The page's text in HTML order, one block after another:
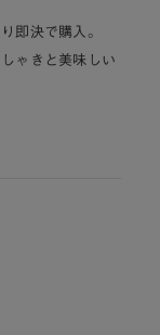
即決で購入。
ゃきと美味しい